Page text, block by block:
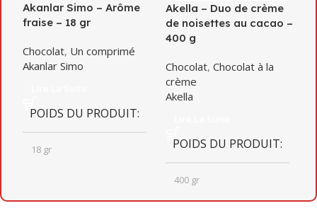
Akanlar Simo – Arôme
fraise – 18 gr
Chocolat, Un comprimé
Akanlar Simo
POIDS DU PRODUIT
18 gr
Akella – Duo de crème
de noisettes au cacao –
400 g
Chocolat, Chocolat à la
crème
Akella
POIDS DU PRODUIT
400 gr